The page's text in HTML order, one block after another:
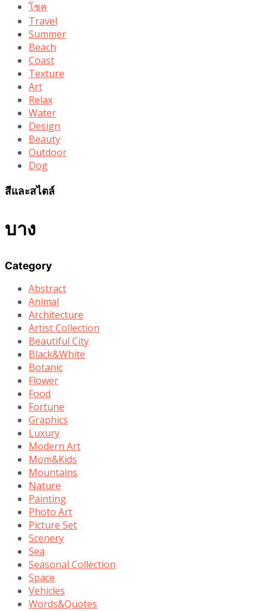
โชค
Travel
Summer
Beach
Coast
Texture
Art
Relax
Water
Design
Beauty
Outdoor
Dog
สีและสไตล์
บาง
Category
Abstract
Animal
Architecture
Artist Collection
Beautiful City
Black&White
Botanic
Flower
Food
Fortune
Graphics
Luxury
Modern Art
Mom&Kids
Mountains
Nature
Painting
Photo Art
Picture Set
Scenery
Sea
Seasonal Collection
Space
Vehicles
Words&Quotes